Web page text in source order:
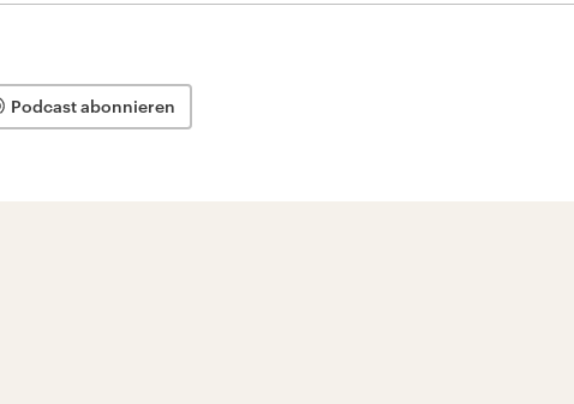
Podcast abonnieren